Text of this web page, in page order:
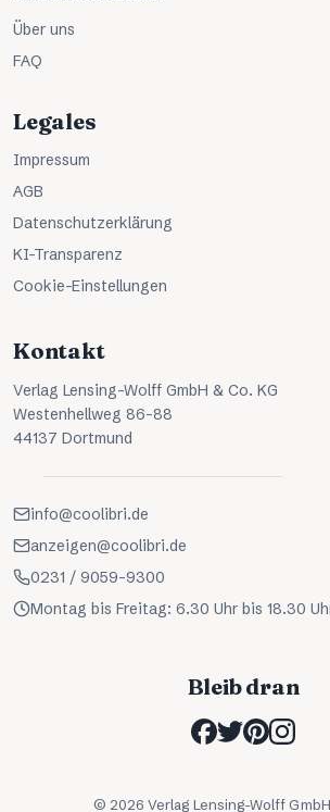
Über uns
FAQ
Legales
Impressum
AGB
Datenschutzerklärung
KI-Transparenz
Cookie-Einstellungen
Kontakt
Verlag Lensing-Wolff GmbH & Co. KG
Westenhellweg 86-88
44137 Dortmund
info@coolibri.de
anzeigen@coolibri.de
0231 / 9059-9300
Montag bis Freitag: 6.30 Uhr bis 18.30
Bleib dran
© 2026 Verlag Lensing-Wolff